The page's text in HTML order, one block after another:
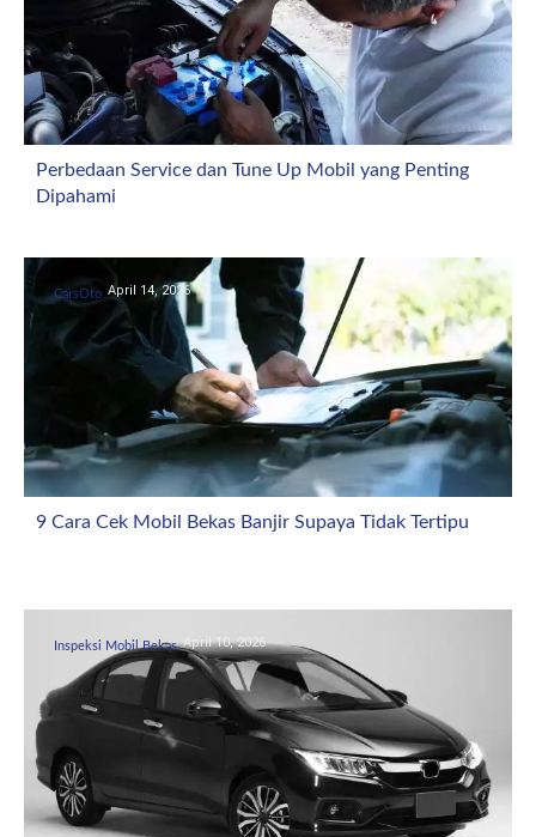
Perbedaan Service dan Tune Up Mobil yang Penting
Dipahami
CarsOto April 14, 2026
9 Cara Cek Mobil Bekas Banjir Supaya Tidak Tertipu
Inspeksi Mobil Bekas April 10, 2026